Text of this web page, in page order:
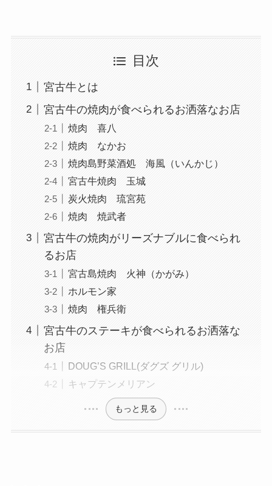
目次
宮古牛とは
宮古牛の焼肉が食べられるお洒落なお店
焼肉 喜八
焼肉 なかお
焼肉島野菜酒処 海風（いんかじ）
宮古牛焼肉 玉城
炭火焼肉 琉宮苑
焼肉 焼武者
宮古牛の焼肉がリーズナブルに食べられ
るお店
宮古島焼肉 火神（かがみ）
ホルモン家
焼肉 権兵衛
宮古牛のステーキが食べられるお洒落な
お店
DOUG’S GRILL(ダグズ グリル)
キャプテンメリアン
もっと見る